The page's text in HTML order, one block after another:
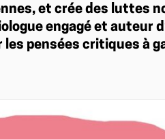
et crée des luttes
engagé et auteur
les pensées critiques à